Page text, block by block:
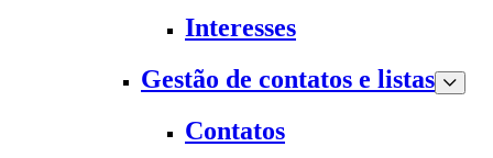
Interesses
Gestão de contatos e listas
Contatos